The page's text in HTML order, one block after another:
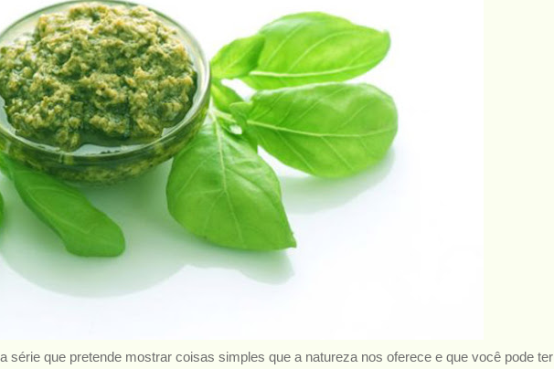
série que pretende mostrar coisas simples que a natureza nos oferece e que você pode ter